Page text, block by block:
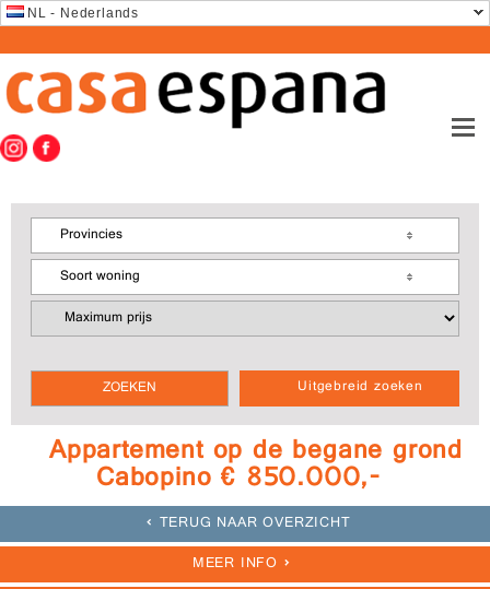
NL - Nederlands
Uitgebreid zoeken
Provincies
Soort woning
Appartement op de begane grond
Cabopino € 850.000,-
TERUG NAAR OVERZICHT
MEER INFO